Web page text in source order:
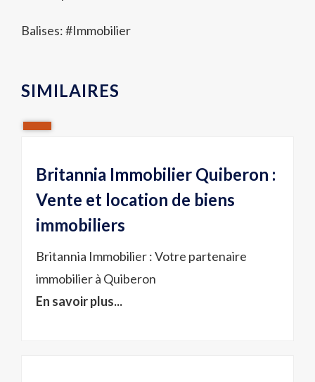
Balises: #Immobilier
SIMILAIRES
Britannia Immobilier Quiberon :
Vente et location de biens
immobiliers
Britannia Immobilier : Votre partenaire
immobilier à Quiberon
En savoir plus...